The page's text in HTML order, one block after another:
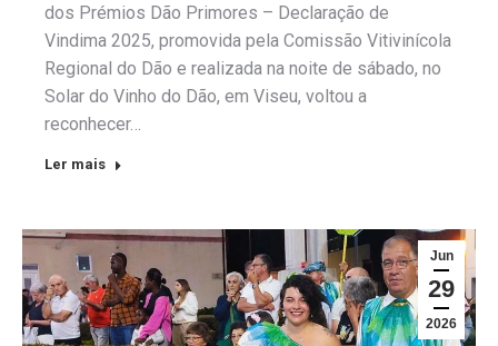
dos Prémios Dão Primores – Declaração de
Vindima 2025, promovida pela Comissão Vitivinícola
Regional do Dão e realizada na noite de sábado, no
Solar do Vinho do Dão, em Viseu, voltou a
reconhecer…
Ler mais
Jun
29
2026